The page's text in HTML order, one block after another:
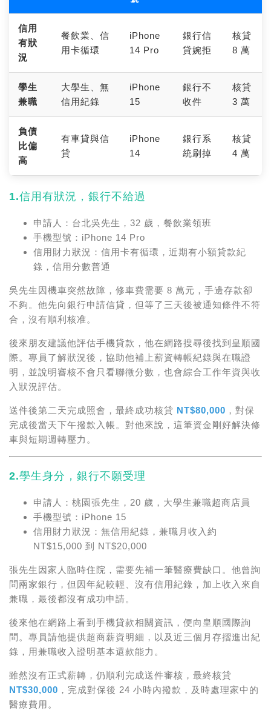
信用
有狀
況
餐飲業、信
用卡循環
iPhone
14 Pro
銀行信
貸婉拒
核貸
8 萬
學生
兼職
大學生、無
信用紀錄
iPhone
15
銀行不
收件
核貸
3 萬
負債
比偏
高
有車貸與信
貸
iPhone
14
銀行系
統刷掉
核貸
4 萬
1.信用有狀況，銀行不給過
申請人：台北吳先生，32 歲，餐飲業領班
手機型號：iPhone 14 Pro
信用財力狀況：信用卡有循環，近期有小額貸款紀
錄，信用分數普通
吳先生因機車突然故障，修車費需要 8 萬元，手邊存款卻
不夠。他先向銀行申請信貸，但等了三天後被通知條件不符
合，沒有順利核准。
後來朋友建議他評估手機貸款，他在網路搜尋後找到皇順國
際。專員了解狀況後，協助他補上薪資轉帳紀錄與在職證
明，並說明審核不會只看聯徵分數，也會綜合工作年資與收
入狀況評估。
送件後第二天完成照會，最終成功核貸 NT$80,000 ，對保
完成後當天下午撥款入帳。對他來說，這筆資金剛好解決修
車與短期週轉壓力。
2.學生身分，銀行不願受理
申請人：桃園張先生，20 歲，大學生兼職超商店員
手機型號：iPhone 15
信用財力狀況：無信用紀錄，兼職月收入約
NT$15,000 到 NT$20,000
張先生因家人臨時住院，需要先補一筆醫療費缺口。他曾詢
問兩家銀行，但因年紀較輕、沒有信用紀錄，加上收入來自
兼職，最後都沒有成功申請。
後來他在網路上看到手機貸款相關資訊，便向皇順國際詢
問。專員請他提供超商薪資明細，以及近三個月存摺進出紀
錄，用兼職收入證明基本還款能力。
雖然沒有正式薪轉，仍順利完成送件審核，最終核貸
NT$30,000 ，完成對保後 24 小時內撥款，及時處理家中的
醫療費用。